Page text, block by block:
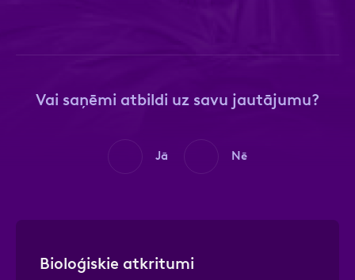
Bioloģiskie atkritumi
Vai saņēmi atbildi uz savu jautājumu?
Jā Nē